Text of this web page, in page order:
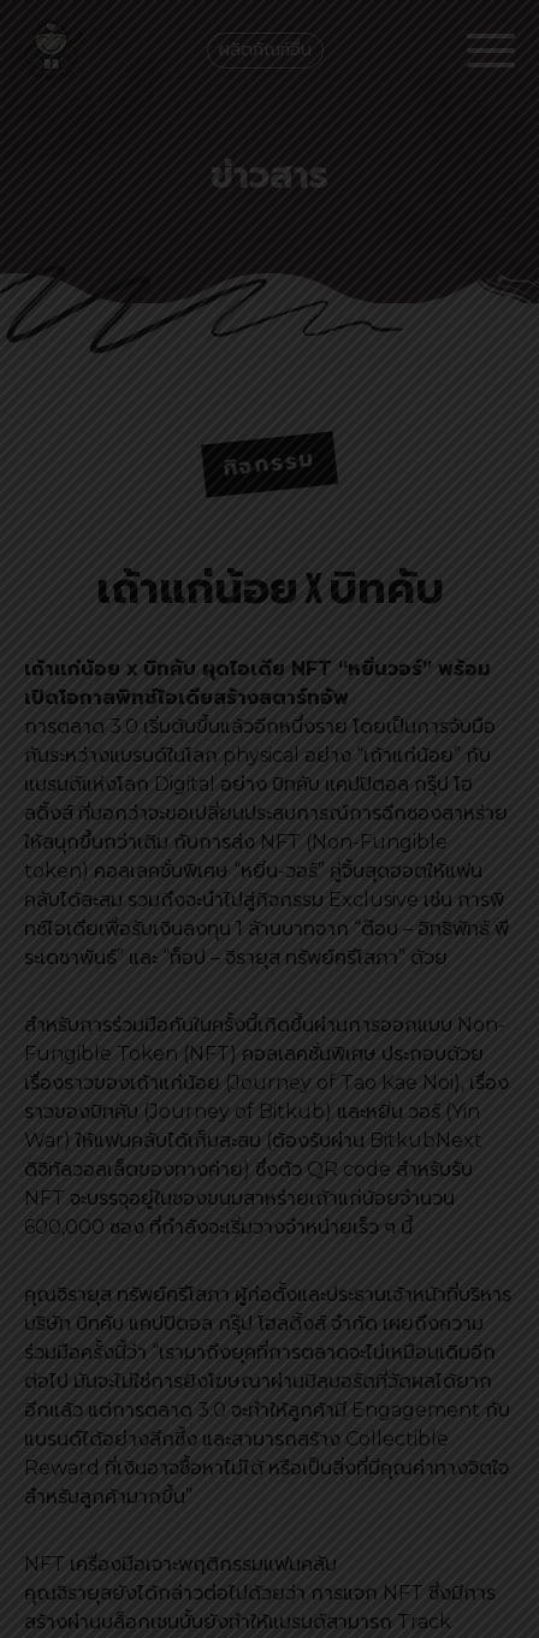
ผลิตภัณฑ์อื่น
ข่าวสาร
กิจกรรม
เถ้าแก่น้อย X บิทคับ
เถ้าแก่น้อย x บิทคับ ผุดไอเดีย NFT “หยิ่นวอร์” พร้อม
เปิดโอกาสพิทช์ไอเดียสร้างสตาร์ทอัพ
การตลาด 3.0 เริ่มต้นขึ้นแล้วอีกหนึ่งราย โดยเป็นการจับมือ
กันระหว่างแบรนด์ในโลก physical อย่าง “เถ้าแก่น้อย” กับ
แบรนด์แห่งโลก Digital อย่าง บิทคับ แคปปิตอล กรุ๊ป โฮ
ลดิ้งส์ ที่บอกว่าจะขอเปลี่ยนประสบการณ์การฉีกซองสาหร่าย
ให้สนุกขึ้นกว่าเดิม กับการส่ง NFT (Non-Fungible
token) คอลเลคชั่นพิเศษ “หยิ่น-วอร์” คู่จิ้นสุดฮอตให้แฟน
คลับได้สะสม รวมถึงจะนำไปสู่กิจกรรม Exclusive เช่น การพิ
ทช์ไอเดียเพื่อรับเงินลงทุน 1 ล้านบาทจาก “ต๊อบ – อิทธิพัทธ์ พี
ระเดชาพันธ์” และ “ท็อป – จิรายุส ทรัพย์ศรีโสภา” ด้วย
สำหรับการร่วมมือกันในครั้งนี้เกิดขึ้นผ่านการออกแบบ Non-
Fungible Token (NFT) คอลเลคชั่นพิเศษ ประกอบด้วย
เรื่องราวของเถ้าแก่น้อย (Journey of Tao Kae Noi), เรื่อง
ราวของบิทคับ (Journey of Bitkub) และหยิ่น วอร์ (Yin
War) ให้แฟนคลับได้เก็บสะสม (ต้องรับผ่าน BitkubNext
ดิจิทัลวอลเล็ตของทางค่าย) ซึ่งตัว QR code สำหรับรับ
NFT จะบรรจุอยู่ในซองขนมสาหร่ายเถ้าแก่น้อยจำนวน
600,000 ซอง ที่กำลังจะเริ่มวางจำหน่ายเร็ว ๆ นี้
คุณจิรายุส ทรัพย์ศรีโสภา ผู้ก่อตั้งและประธานเจ้าหน้าที่บริหาร
บริษัท บิทคับ แคปปิตอล กรุ๊ป โฮลดิ้งส์ จำกัด เผยถึงความ
ร่วมมือครั้งนี้ว่า “เรามาถึงยุคที่การตลาดจะไม่เหมือนเดิมอีก
ต่อไป มันจะไม่ใช่การยิงโฆษณาผ่านบิลบอร์ดที่วัดผลได้ยาก
อีกแล้ว แต่การตลาด 3.0 จะทำให้ลูกค้ามี Engagement กับ
แบรนด์ได้อย่างลึกซึ้ง และสามารถสร้าง Collectible
Reward ที่เงินอาจซื้อหาไม่ได้ หรือเป็นสิ่งที่มีคุณค่าทางจิตใจ
สำหรับลูกค้ามากขึ้น”
NFT เครื่องมือเจาะพฤติกรรมแฟนคลับ
คุณจิรายุสยังได้กล่าวต่อไปด้วยว่า การแจก NFT ซึ่งมีการ
สร้างผ่านบล็อกเชนนั้นยังทำให้แบรนด์สามารถ Track